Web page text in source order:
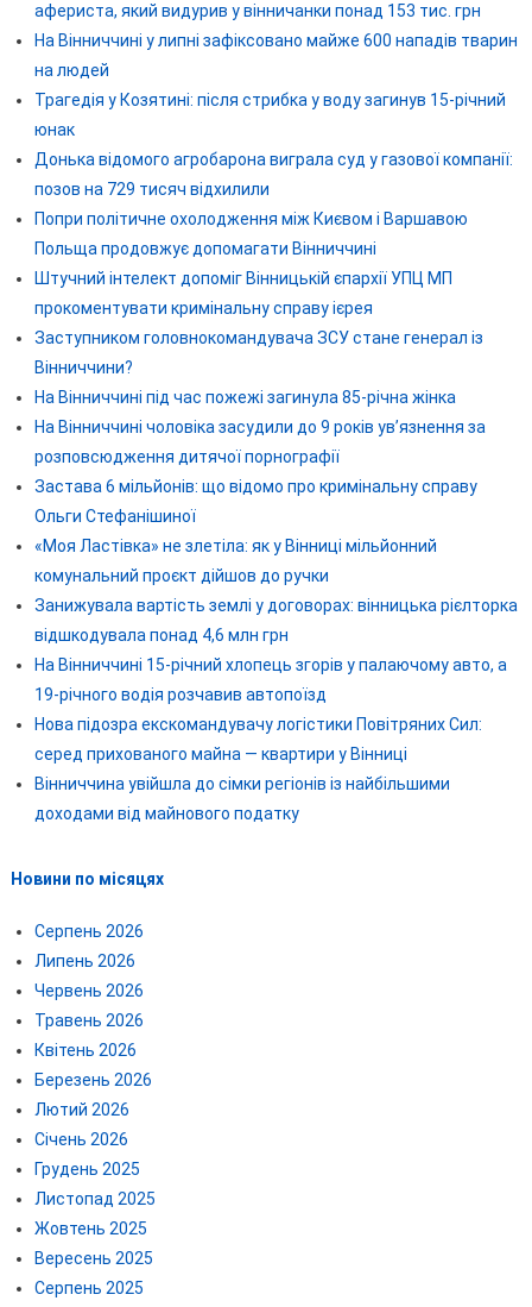
афериста, який видурив у вінничанки понад 153 тис. грн
На Вінниччині у липні зафіксовано майже 600 нападів тварин
на людей
Трагедія у Козятині: після стрибка у воду загинув 15-річний
юнак
Донька відомого агробарона виграла суд у газової компанії:
позов на 729 тисяч відхилили
Попри політичне охолодження між Києвом і Варшавою
Польща продовжує допомагати Вінниччині
Штучний інтелект допоміг Вінницькій єпархії УПЦ МП
прокоментувати кримінальну справу ієрея
Заступником головнокомандувача ЗСУ стане генерал із
Вінниччини?
На Вінниччині під час пожежі загинула 85-річна жінка
На Вінниччині чоловіка засудили до 9 років ув’язнення за
розповсюдження дитячої порнографії
Застава 6 мільйонів: що відомо про кримінальну справу
Ольги Стефанішиної
«Моя Ластівка» не злетіла: як у Вінниці мільйонний
комунальний проєкт дійшов до ручки
Занижувала вартість землі у договорах: вінницька рієлторка
відшкодувала понад 4,6 млн грн
На Вінниччині 15-річний хлопець згорів у палаючому авто, а
19-річного водія розчавив автопоїзд
Нова підозра екскомандувачу логістики Повітряних Сил:
серед прихованого майна — квартири у Вінниці
Вінниччина увійшла до сімки регіонів із найбільшими
доходами від майнового податку
Новини по місяцях
Серпень 2026
Липень 2026
Червень 2026
Травень 2026
Квітень 2026
Березень 2026
Лютий 2026
Січень 2026
Грудень 2025
Листопад 2025
Жовтень 2025
Вересень 2025
Серпень 2025